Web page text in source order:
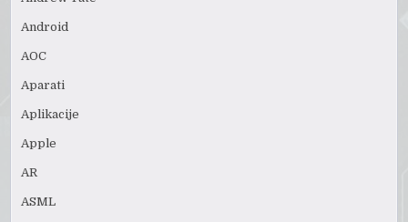
Android
AOC
Aparati
Aplikacije
Apple
AR
ASML